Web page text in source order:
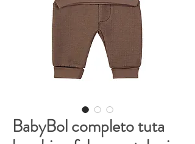
BabyBol completo tuta